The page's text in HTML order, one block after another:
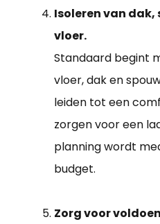
Isoleren van dak,
vloer.
Standaard begint
vloer, dak en
leiden tot een
zorgen voor een
planning wordt
budget.
Zorg voor